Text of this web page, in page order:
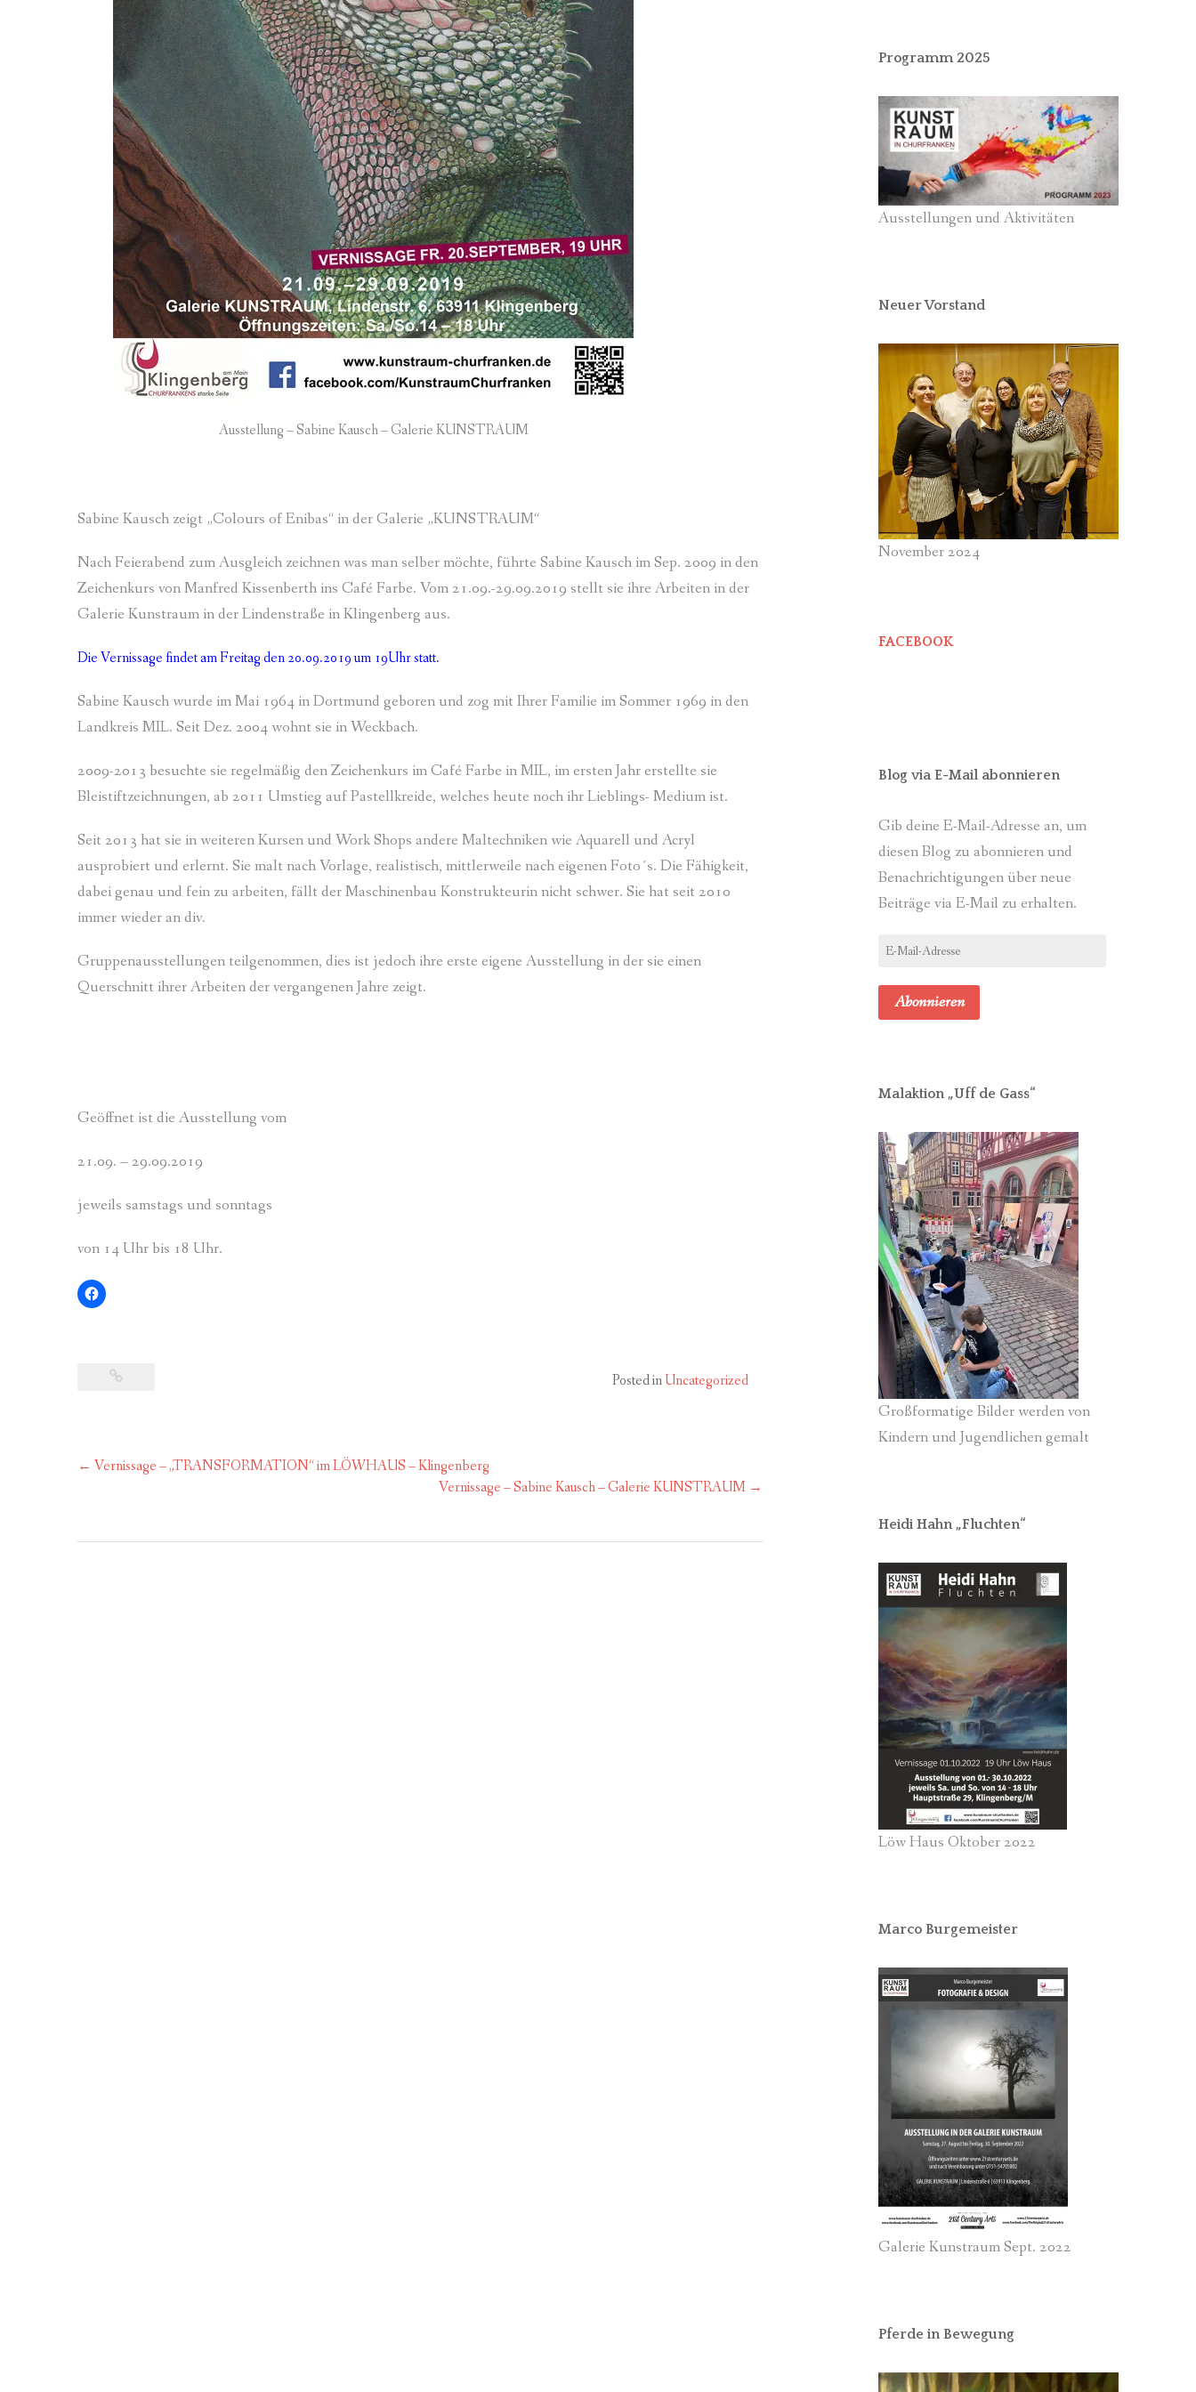
Ausstellung – Sabine Kausch – Galerie KUNSTRAUM
Sabine Kausch zeigt „Colours of Enibas“ in der Galerie „KUNSTRAUM“
Nach Feierabend zum Ausgleich zeichnen was man selber möchte, führte Sabine Kausch im Sep. 2009 in den
Zeichenkurs von Manfred Kissenberth ins Café Farbe. Vom 21.09.-29.09.2019 stellt sie ihre Arbeiten in der
Galerie Kunstraum in der Lindenstraße in Klingenberg aus.
Die Vernissage findet am Freitag den 20.09.2019 um 19Uhr statt.
Sabine Kausch wurde im Mai 1964 in Dortmund geboren und zog mit Ihrer Familie im Sommer 1969 in den
Landkreis MIL. Seit Dez. 2004 wohnt sie in Weckbach.
2009-2013 besuchte sie regelmäßig den Zeichenkurs im Café Farbe in MIL, im ersten Jahr erstellte sie
Bleistiftzeichnungen, ab 2011 Umstieg auf Pastellkreide, welches heute noch ihr Lieblings- Medium ist.
Seit 2013 hat sie in weiteren Kursen und Work Shops andere Maltechniken wie Aquarell und Acryl
ausprobiert und erlernt. Sie malt nach Vorlage, realistisch, mittlerweile nach eigenen Foto´s. Die Fähigkeit,
dabei genau und fein zu arbeiten, fällt der Maschinenbau Konstrukteurin nicht schwer. Sie hat seit 2010
immer wieder an div.
Gruppenausstellungen teilgenommen, dies ist jedoch ihre erste eigene Ausstellung in der sie einen
Querschnitt ihrer Arbeiten der vergangenen Jahre zeigt.
Geöffnet ist die Ausstellung vom
21.09. – 29.09.2019
jeweils samstags und sonntags
von 14 Uhr bis 18 Uhr.
Posted inUncategorized
Post
← Vernissage – „TRANSFORMATION“ im LÖWHAUS – Klingenberg
Vernissage – Sabine Kausch – Galerie KUNSTRAUM →
Programm 2025
Ausstellungen und Aktivitäten
Neuer Vorstand
November 2024
FACEBOOK
Blog via E-Mail abonnieren
Gib deine E-Mail-Adresse an, um
diesen Blog zu abonnieren und
Benachrichtigungen über neue
Beiträge via E-Mail zu erhalten.
E-
Abonnieren
Malaktion „Uff de Gass“
Großformatige Bilder werden von
Kindern und Jugendlichen gemalt
Heidi Hahn „Fluchten“
Löw Haus Oktober 2022
Marco Burgemeister
Galerie Kunstraum Sept. 2022
Pferde in Bewegung